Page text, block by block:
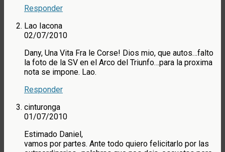
Responder
Lao Iacona
02/07/2010
Dany, Una Vita Fra le Corse! Dios mio, que autos…falto
la foto de la SV en el Arco del Triunfo…para la proxima
nota se impone. Lao.
Responder
cinturonga
01/07/2010
Estimado Daniel,
vamos por partes. Ante todo quiero felicitarlo por las